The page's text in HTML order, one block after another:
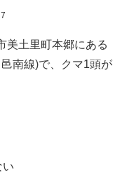
美土里町本郷にある
南線)で、クマ1頭が
い